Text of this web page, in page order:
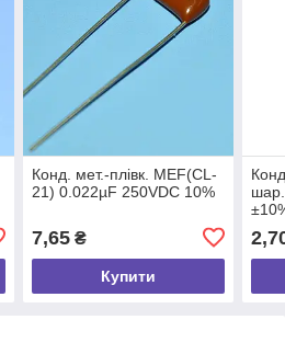
Конд. мет.-плівк. MEF(CL-
21) 0.022µF 250VDC 10%
7,65₴
Купити